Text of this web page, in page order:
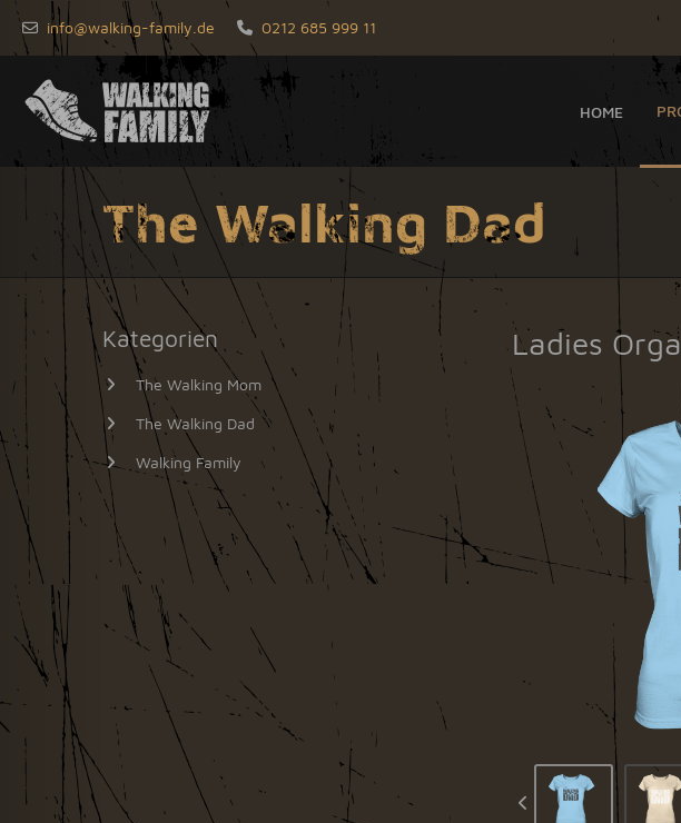
info@walking-family.de 0212 685 999 11
HOME
The Walking Dad
Kategorien
The Walking Mom
The Walking Dad
Walking Family
Ladies